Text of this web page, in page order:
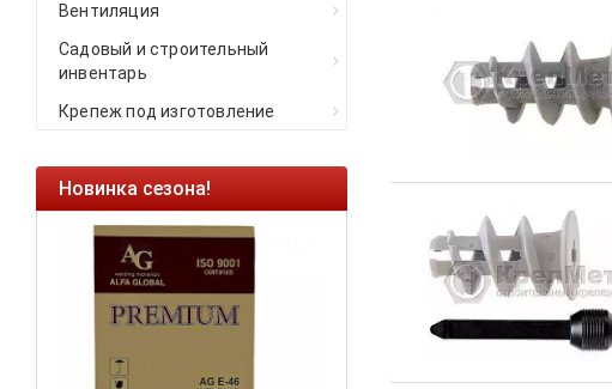
Вентиляция
Садовый и строительный
инвентарь
Крепеж под изготовление
Новинка сезона! Ликвидация остатков!
Саморезы кровельные HKR-R
HARPOON EURO
остатков по ценам 2020 года!